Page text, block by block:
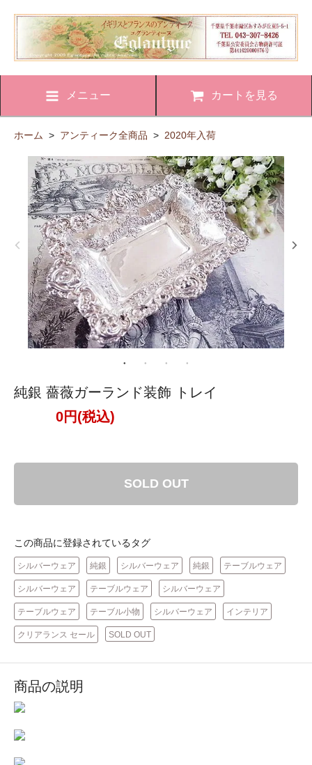
メニュー カートを見る
ホーム > アンティーク全商品 > 2020年入荷
純銀 薔薇ガーランド装飾 トレイ
0円(税込)
SOLD OUT
この商品に登録されているタグ
シルバーウェア 純銀 シルバーウェア 純銀 テーブルウェア
シルバーウェア テーブルウェア シルバーウェア
テーブルウェア テーブル小物 シルバーウェア インテリア
クリアランス セール SOLD OUT
商品の説明